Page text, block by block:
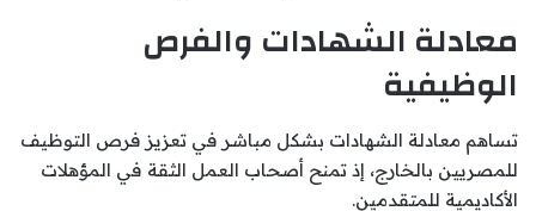
معادلة الشهادات والفرص
الوظيفية
تساهم معادلة الشهادات بشكل مباشر في تعزيز فرص التوظيف
للمصريين بالخارج، إذ تمنح أصحاب العمل الثقة في المؤهلات
الأكاديمية للمتقدمين.